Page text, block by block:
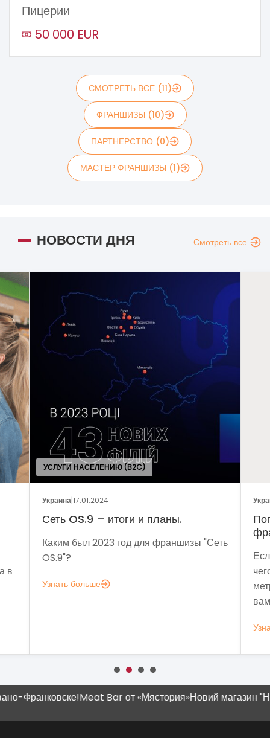
Пицерии
50 000 EUR
СМОТРЕТЬ ВСЕ (11)
ФРАНШИЗЫ (10)
ПАРТНЕРСТВО (0)
МАСТЕР ФРАНШИЗЫ (1)
НОВОСТИ ДНЯ Смотреть все
УСЛУГИ НАСЕЛЕНИЮ (B2C)
Украина|17.01.2024
Сеть OS.9 – итоги и планы.
Каким был 2023 год для франшизы "Сеть
OS.9"?
Узнать больше
Украина|
Если
чего
вам
Узнать
Франковске!Meat Bar от «Мястория»Новий магазин "Наш